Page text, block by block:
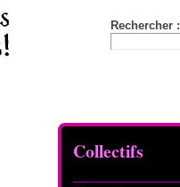
Rechercher :
Collectifs